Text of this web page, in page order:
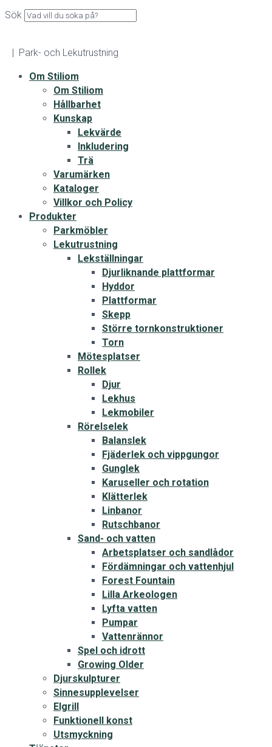
Sök
| Park- och Lekutrustning
Om Stiliom
Om Stiliom
Hållbarhet
Kunskap
Lekvärde
Inkludering
Trä
Varumärken
Kataloger
Villkor och Policy
Produkter
Parkmöbler
Lekutrustning
Lekställningar
Djurliknande plattformar
Hyddor
Plattformar
Skepp
Större tornkonstruktioner
Torn
Mötesplatser
Rollek
Djur
Lekhus
Lekmobiler
Rörelselek
Balanslek
Fjäderlek och vippgungor
Gunglek
Karuseller och rotation
Klätterlek
Linbanor
Rutschbanor
Sand- och vatten
Arbetsplatser och sandlådor
Fördämningar och vattenhjul
Forest Fountain
Lilla Arkeologen
Lyfta vatten
Pumpar
Vattenrännor
Spel och idrott
Growing Older
Djurskulpturer
Sinnesupplevelser
Elgrill
Funktionell konst
Utsmyckning